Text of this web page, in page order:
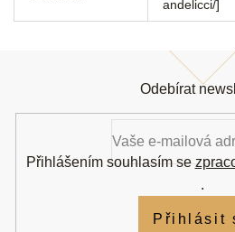
andelicci/]
Odebírat
Přihlášením souhlasím se
.
Přihlásit